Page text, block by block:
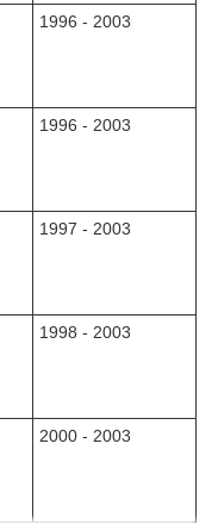
1996 - 2003
1996 - 2003
1997 - 2003
1998 - 2003
2000 - 2003